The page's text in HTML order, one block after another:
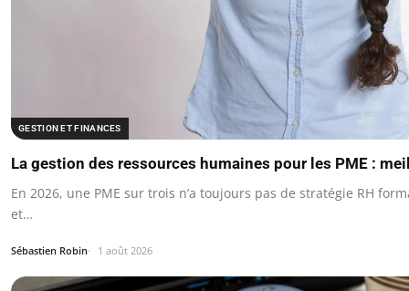
GESTION ET FINANCES
La gestion des ressources humaines pour les PME :
En 2026, une PME sur trois n’a toujours pas de stratégie RH
et…
Sébastien Robin 1 août 2026